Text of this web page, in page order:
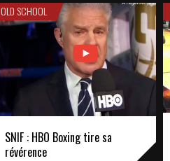
OLD SCHOOL
SNIF : HBO Boxing tire sa
révérence